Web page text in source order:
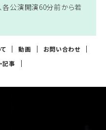
各公演開演60分前から若
動画
お問い合わせ
記事